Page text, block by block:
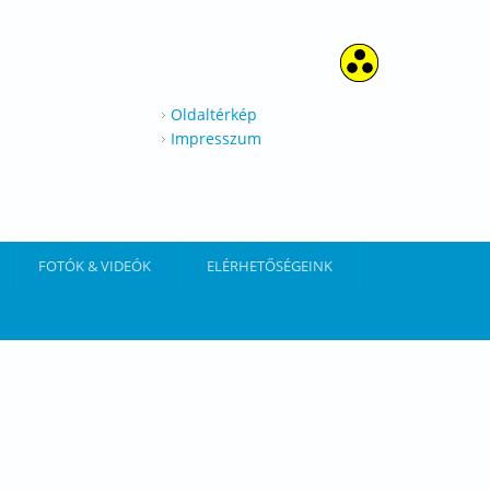
Oldaltérkép
Impresszum
FOTÓK & VIDEÓK ELÉRHETŐSÉGEINK